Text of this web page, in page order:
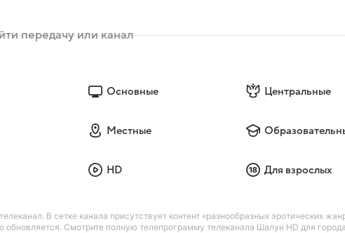
Основные Центральные
Местные
HD Для взрослых
В сетке канала присутствует контент «разнообразных эротических
обновляется. Смотрите полную телепрограмму телеканала Шалун HD для